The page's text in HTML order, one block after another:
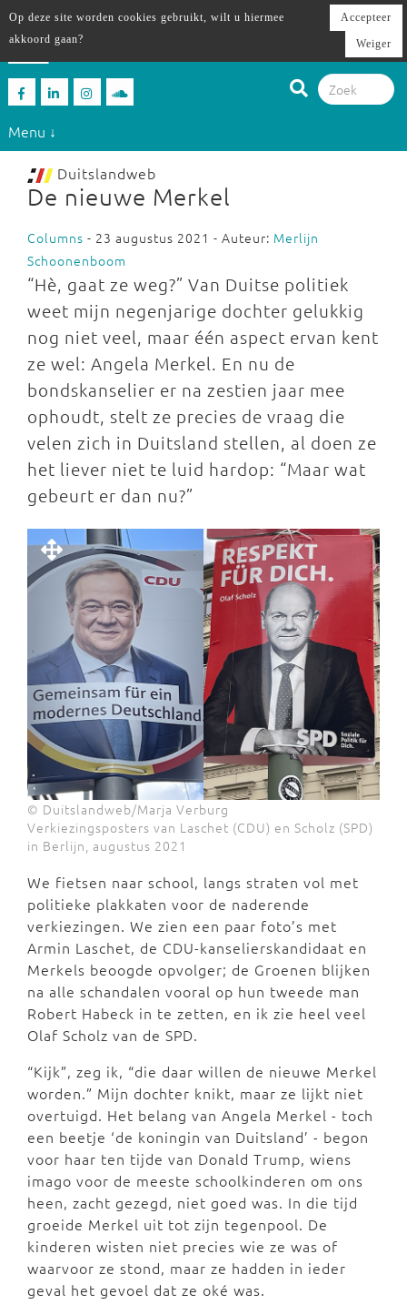
Menu ↓
Duitslandweb
De nieuwe Merkel
Columns - 23 augustus 2021 - Auteur: Merlijn
Schoonenboom
“Hè, gaat ze weg?” Van Duitse politiek
weet mijn negenjarige dochter gelukkig
nog niet veel, maar één aspect ervan kent
ze wel: Angela Merkel. En nu de
bondskanselier er na zestien jaar mee
ophoudt, stelt ze precies de vraag die
velen zich in Duitsland stellen, al doen ze
het liever niet te luid hardop: “Maar wat
gebeurt er dan nu?”
© Duitslandweb/Marja Verburg
Verkiezingsposters van Laschet (CDU) en Scholz (SPD)
in Berlijn, augustus 2021
We fietsen naar school, langs straten vol met
politieke plakkaten voor de naderende
verkiezingen. We zien een paar foto’s met
Armin Laschet, de CDU-kanselierskandidaat en
Merkels beoogde opvolger; de Groenen blijken
na alle schandalen vooral op hun tweede man
Robert Habeck in te zetten, en ik zie heel veel
Olaf Scholz van de SPD.
“Kijk”, zeg ik, “die daar willen de nieuwe Merkel
worden.” Mijn dochter knikt, maar ze lijkt niet
overtuigd. Het belang van Angela Merkel - toch
een beetje ‘de koningin van Duitsland’ - begon
voor haar ten tijde van Donald Trump, wiens
imago voor de meeste schoolkinderen om ons
heen, zacht gezegd, niet goed was. In die tijd
groeide Merkel uit tot zijn tegenpool. De
kinderen wisten niet precies wie ze was of
waarvoor ze stond, maar ze hadden in ieder
geval het gevoel dat ze oké was.
Op deze site worden cookies gebruikt, wilt u hiermee
akkoord gaan?
Accepteer
Weiger